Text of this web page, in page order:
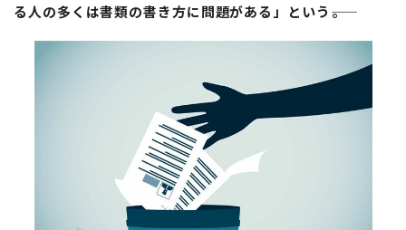
る人の多くは書類の書き方に問題がある」という――。